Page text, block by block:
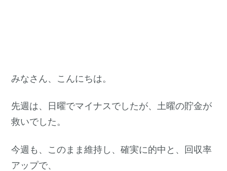
みなさん、こんにちは。
先週は、日曜でマイナスでしたが、土曜の貯金が
救いでした。
今週も、このまま維持し、確実に的中と、回収率
アップで、